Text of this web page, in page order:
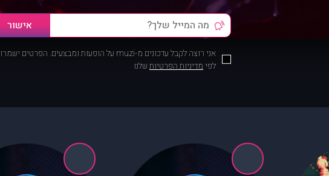
אני רוצה לקבל עדכונים מ-muzi על הופעות ומבצעים. הפרטים ישמרו
לפימדיניות הפרטיותשלנו